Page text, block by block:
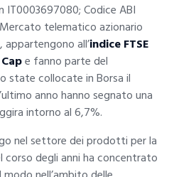
IT0003697080; Codice ABI
telematico azionario
all’indice FTSE
e fanno parte del
state collocate in Borsa il
anno hanno segnato una
intorno al 6,7%.
nel settore dei prodotti per la
corso degli anni ha concentrato